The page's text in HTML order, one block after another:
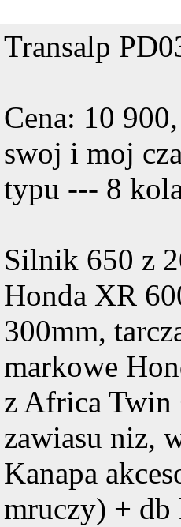
Transalp
Cena: 10
swoj i moj
typu --- 8
Silnik 650 z
Honda XR
300mm,
markowe
z Africa Twin
zawiasu niz,
Kanapa
mruczy) + db